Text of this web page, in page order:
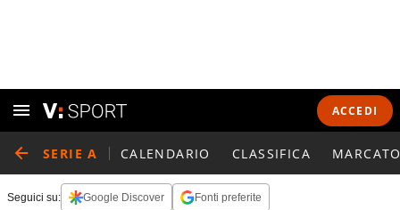
ACCEDI
SERIE A CALENDARIO CLASSIFICA
Seguici su: Google Discover Fonti preferite